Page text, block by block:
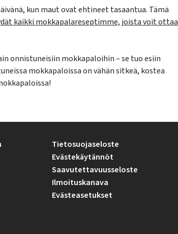
kun maut ovat ehtineet tasaantua. Tämä
kaikki mokkapalareseptimme, joista voit ottaa
onnistuneisiin mokkapaloihin – se tuo esiin
mokkapaloissa on vähän sitkeä, kostea
Tietosuojaseloste
Evästekäytännöt
Saavutettavuusseloste
Ilmoituskanava
Evästeasetukset